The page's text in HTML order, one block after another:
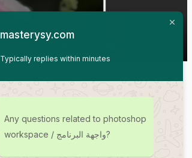
masterysy.com
Typically replies within minutes
Any questions related to photoshop
workspace / واجهة البرنامج?